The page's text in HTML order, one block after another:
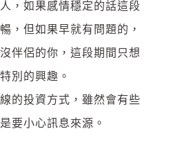
，如果感情穩定的話這段
，但如果早就有問題的，
伴侶的你，這段期間只想
別的興趣。
的投資方式，雖然會有些
要小心訊息來源。